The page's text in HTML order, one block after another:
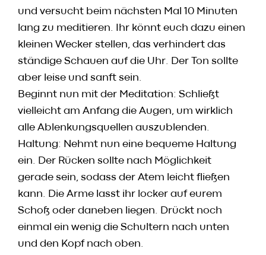
und versucht beim nächsten Mal 10 Minuten
lang zu meditieren. Ihr könnt euch dazu einen
kleinen Wecker stellen, das verhindert das
ständige Schauen auf die Uhr. Der Ton sollte
aber leise und sanft sein.
Beginnt nun mit der Meditation: Schließt
vielleicht am Anfang die Augen, um wirklich
alle Ablenkungsquellen auszublenden.
Haltung: Nehmt nun eine bequeme Haltung
ein. Der Rücken sollte nach Möglichkeit
gerade sein, sodass der Atem leicht fließen
kann. Die Arme lasst ihr locker auf eurem
Schoß oder daneben liegen. Drückt noch
einmal ein wenig die Schultern nach unten
und den Kopf nach oben.